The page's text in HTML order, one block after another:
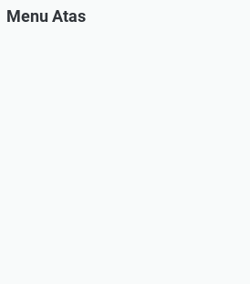
Menu Atas